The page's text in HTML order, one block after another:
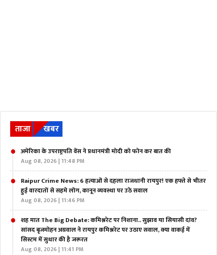
ताजा खबर
अमेरिका के उपराष्ट्रपति वेंस ने प्रधानमंत्री मोदी को फोन कर बात की
Aug 08, 2026 | 11:48 PM
Raipur Crime News: 6 हत्याओं से दहला राजधानी रायपुर! एक हफ्ते से भीतर
हुई वारदातों से सहमे लोग, कानून व्यवस्था पर उठे सवाल
Aug 08, 2026 | 11:46 PM
शह मात The Big Debate: कमिश्नरेट पर निशाना.. सुझाव या सियासी दांव?
सांसद बृजमोहन अग्रवाल ने रायपुर कमिश्नरेट पर उठाए सवाल, क्या वाकई में
सिस्टम में सुधार की है जरूरत
Aug 08, 2026 | 11:41 PM